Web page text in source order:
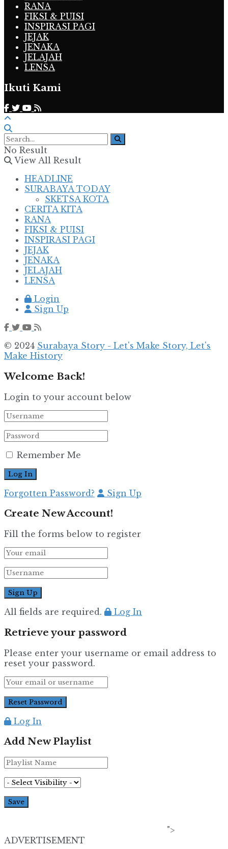
RANA
FIKSI & PUISI
INSPIRASI PAGI
JEJAK
JENAKA
JELAJAH
LENSA
Ikuti Kami
No Result
View All Result
HEADLINE
SURABAYA TODAY
SKETSA KOTA
CERITA KITA
RANA
FIKSI & PUISI
INSPIRASI PAGI
JEJAK
JENAKA
JELAJAH
LENSA
Login
Sign Up
© 2024 Surabaya Story - Let's Make Story, Let's
Make History
Welcome Back!
Login to your account below
Remember Me
Forgotten Password? Sign Up
Create New Account!
Fill the forms below to register
All fields are required. Log In
Retrieve your password
Please enter your username or email address to
reset your password.
Log In
Add New Playlist
">
ADVERTISEMENT